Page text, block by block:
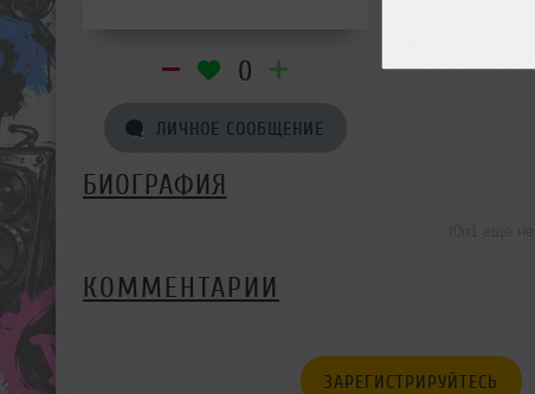
0
ЛИЧНОЕ СООБЩЕНИЕ
БИОГРАФИЯ
КОММЕНТАРИИ
ЗАРЕГИСТРИРУЙТЕСЬ